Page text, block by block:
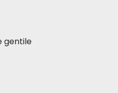
gentile